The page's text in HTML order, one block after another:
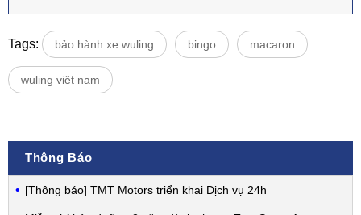
Tags: bảo hành xe wuling bingo macaron
wuling việt nam
Thông Báo
[Thông báo] TMT Motors triển khai Dịch vụ 24h